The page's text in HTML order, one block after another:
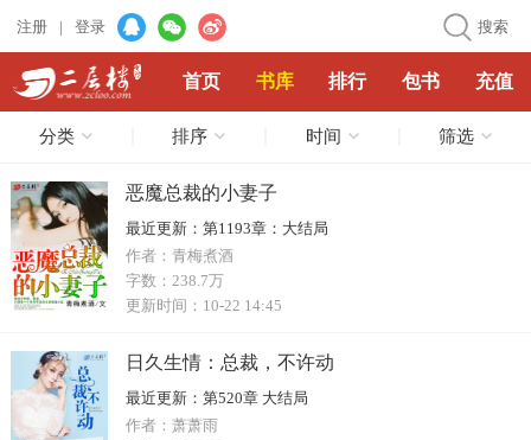
注册 | 登录 搜索
首页 书库 排行 包书 充值
分类 排序 时间 筛选
恶魔总裁的小妻子
最近更新： 第1193章：大结局
作者： 青梅煮酒
字数： 238.7万
更新时间： 10-22 14:45
日久生情：总裁，不许动
最近更新：
第520章 大结局
作者： 萧萧雨